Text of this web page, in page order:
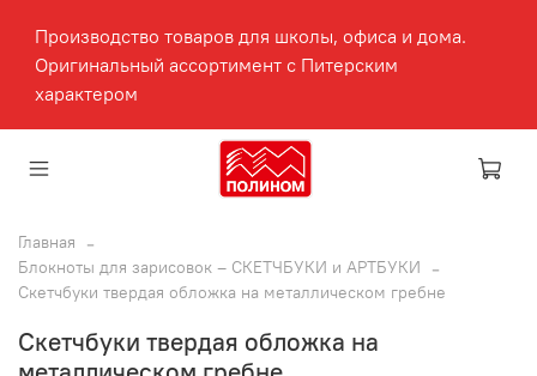
Производство товаров для школы, офиса и дома.
Оригинальный ассортимент с Питерским
характером
Главная
Блокноты для зарисовок – СКЕТЧБУКИ и АРТБУКИ
Скетчбуки твердая обложка на металлическом гребне
Скетчбуки твердая обложка на